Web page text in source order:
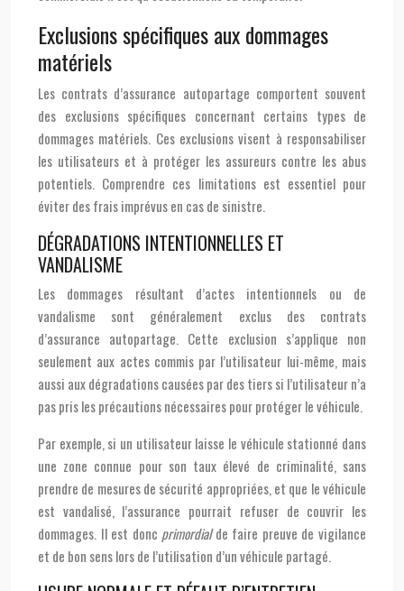
Exclusions spécifiques aux dommages
matériels
Les contrats d’assurance autopartage comportent souvent
des exclusions spécifiques concernant certains types de
dommages matériels. Ces exclusions visent à responsabiliser
les utilisateurs et à protéger les assureurs contre les abus
potentiels. Comprendre ces limitations est essentiel pour
éviter des frais imprévus en cas de sinistre.
DÉGRADATIONS INTENTIONNELLES ET
VANDALISME
Les dommages résultant d’actes intentionnels ou de
vandalisme sont généralement exclus des contrats
d’assurance autopartage. Cette exclusion s’applique non
seulement aux actes commis par l’utilisateur lui-même, mais
aussi aux dégradations causées par des tiers si l’utilisateur n’a
pas pris les précautions nécessaires pour protéger le véhicule.
Par exemple, si un utilisateur laisse le véhicule stationné dans
une zone connue pour son taux élevé de criminalité, sans
prendre de mesures de sécurité appropriées, et que le véhicule
est vandalisé, l’assurance pourrait refuser de couvrir les
dommages. Il est donc primordialde faire preuve de vigilance
et de bon sens lors de l’utilisation d’un véhicule partagé.